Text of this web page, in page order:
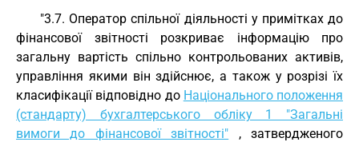
"3.7. Оператор спільної діяльності у примітках до
фінансової звітності розкриває інформацію про
загальну вартість спільно контрольованих активів,
управління якими він здійснює, а також у розрізі їх
класифікації відповідно до Національного положення
(стандарту) бухгалтерського обліку 1 "Загальні
вимоги до фінансової звітності" , затвердженого